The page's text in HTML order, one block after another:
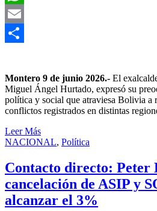
WhatsApp
Email
Montero 9 de junio 2026.- El
Miguel Ángel Hurtado, expresó su
política y social que atraviesa Bolivia a
conflictos registrados en distintas
Leer Más
NACIONAL, Política
Contacto directo: Peter
cancelación de ASIP y
alcanzar el 3%